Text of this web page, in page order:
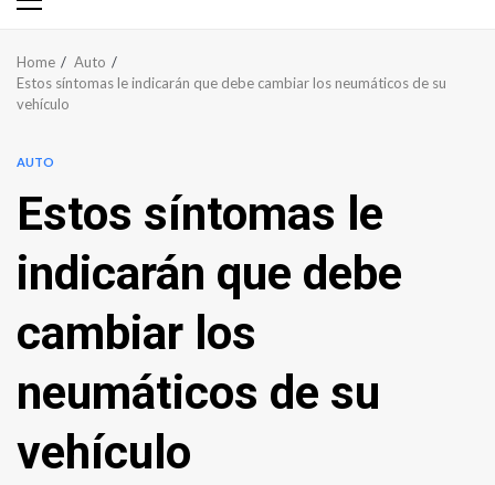
Primary
Home
Auto
Estos síntomas le indicarán que debe cambiar los neumáticos de su
vehículo
AUTO
Estos síntomas le
indicarán que debe
cambiar los
neumáticos de su
vehículo